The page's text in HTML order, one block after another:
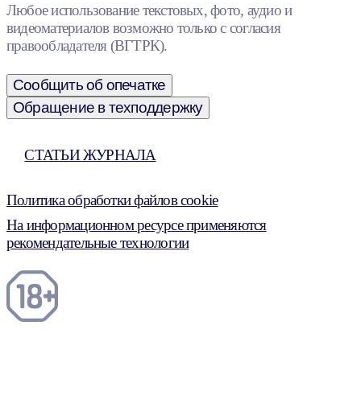
Любое использование текстовых, фото, аудио и
видеоматериалов возможно только с согласия
правообладателя (ВГТРК).
Сообщить об опечатке
Обращение в техподдержку
СТАТЬИ ЖУРНАЛА
Политика обработки файлов cookie
На информационном ресурсе применяются
рекомендательные технологии